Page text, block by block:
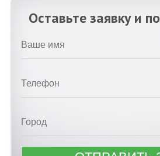
Оставьте заявку и